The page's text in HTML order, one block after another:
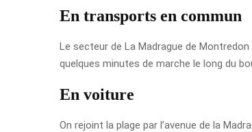
En transports en commun
Le secteur de La Madrague de
quelques minutes de marche le long du
En voiture
On rejoint la plage par l’avenue de la